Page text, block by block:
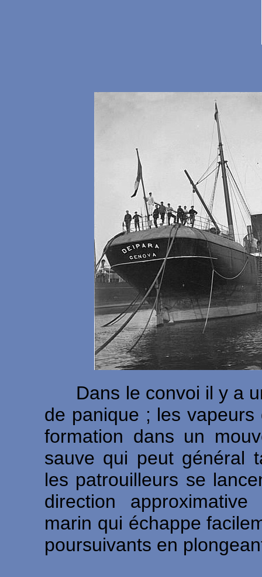
Dans le convoi il y a
de panique ; les vapeurs
formation dans un
sauve qui peut général
les patrouilleurs se
direction
marin qui échappe
poursuivants en